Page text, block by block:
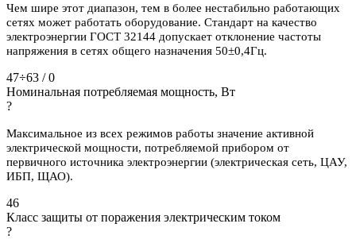
Чем шире этот диапазон, тем в более нестабильно работающих
сетях может работать оборудование. Стандарт на качество
электроэнергии ГОСТ 32144 допускает отклонение частоты
напряжения в сетях общего назначения 50±0,4Гц.
47÷63 / 0
Номинальная потребляемая мощность, Вт
?
Максимальное из всех режимов работы значение активной
электрической мощности, потребляемой прибором от
первичного источника электроэнергии (электрическая сеть, ЦАУ,
ИБП, ЩАО).
46
Класс защиты от поражения электрическим током
?